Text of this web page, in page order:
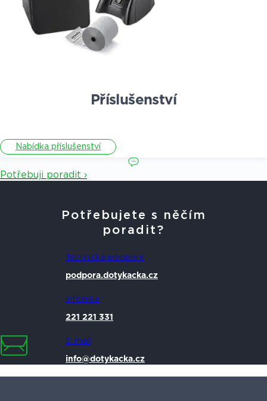
Příslušenství
Nabídka příslušenství
Potřebuji poradit ›
Potřebujete s něčím
poradit?
Technická podpora
podpora.dotykacka.cz
Infolinka
221 221 331
E-mail
info@dotykacka.cz